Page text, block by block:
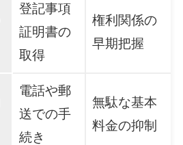
登記事項
証明書の
取得
権利関係の
早期把握
電話や郵
送での手
続き
無駄な基本
料金の抑制